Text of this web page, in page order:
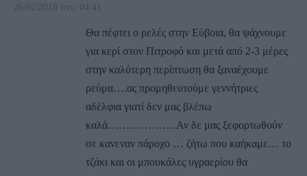
26/02/2018 στις 04:41
Θα πέφτει ο ρελές στην Εύβοια, θα ψάχνουμε
για κερί στον Πιτροφό και μετά από 2-3 μέρες
στην καλύτερη περίπτωση θα ξαναέχουμε
ρεύμα….ας προμηθευτούμε γεννήτριες
αδέλφια γιατί δεν μας βλέπω
καλά……………….Αν δε μας ξεφορτωθούν
σε κανεναν πάροχο … ζήτω που καήκαμε… το
τζάκι και οι μπουκάλες υγραερίου θα